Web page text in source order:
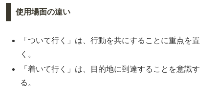
使用場面の違い
「ついて行く」は、行動を共にすることに重点を置
く。
「着いて行く」は、目的地に到達することを意識す
る。